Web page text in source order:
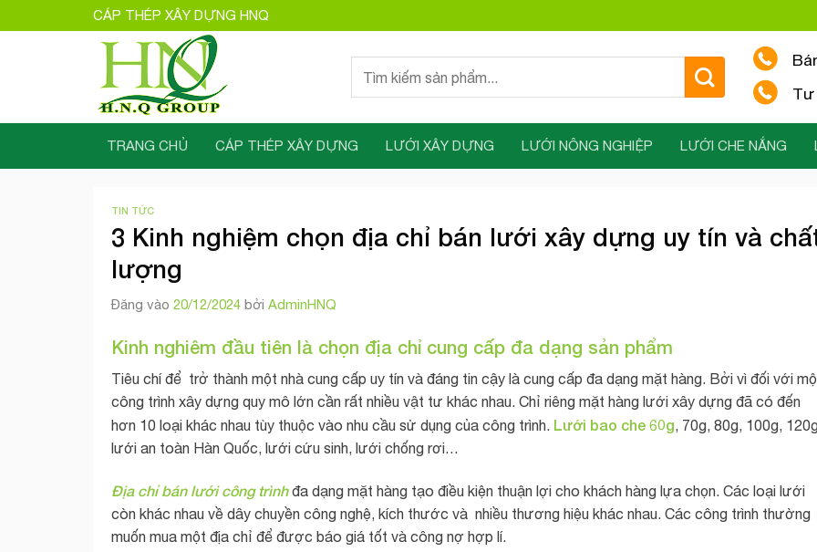
qua
CÁP THÉP XÂY DỰNG HNQ
Tìm
Tư
TRANG CHỦ CÁP THÉP XÂY DỰNG LƯỚI XÂY DỰNG LƯỚI NÔNG NGHIỆP LƯỚI CHE NẮNG
TIN TỨC
3 Kinh nghiệm chọn địa chỉ bán lưới xây dựng uy tín và
lượng
Đăng vào 20/12/2024 bởi AdminHNQ
Kinh nghiêm đầu tiên là chọn địa chỉ cung cấp đa dạng sản phẩm
Tiêu chí để trở thành một nhà cung cấp uy tín và đáng tin cậy là cung cấp đa dạng mặt hàng. Bởi vì đối với
công trình xây dựng quy mô lớn cần rất nhiều vật tư khác nhau. Chỉ riêng mặt hàng lưới xây dựng đã có đến
hơn 10 loại khác nhau tùy thuộc vào nhu cầu sử dụng của công trình. Lưới bao che 60g, 70g, 80g, 100g,
lưới an toàn Hàn Quốc, lưới cứu sinh, lưới chống rơi…
Địa chỉ bán lưới công trìnhđa dạng mặt hàng tạo điều kiện thuận lợi cho khách hàng lựa chọn. Các loại lưới
còn khác nhau về dây chuyền công nghệ, kích thước và nhiều thương hiệu khác nhau. Các công trình thường
muốn mua một địa chỉ để được báo giá tốt và công nợ hợp lí.